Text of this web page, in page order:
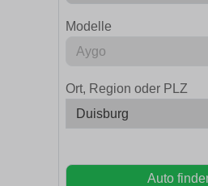
Modelle
Ort, Region oder PLZ
Auto